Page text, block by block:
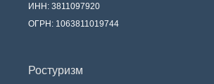
ИНН: 3811097920
ОГРН: 1063811019744
Ростуризм